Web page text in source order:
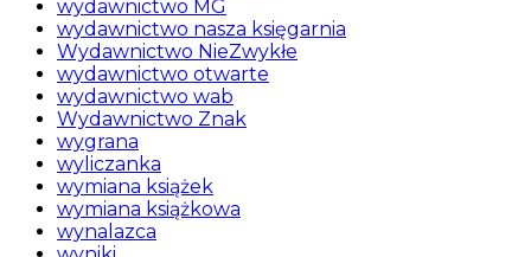
wydawnictwo MG
wydawnictwo nasza księgarnia
Wydawnictwo NieZwykłe
wydawnictwo otwarte
wydawnictwo wab
Wydawnictwo Znak
wygrana
wyliczanka
wymiana książek
wymiana książkowa
wynalazca